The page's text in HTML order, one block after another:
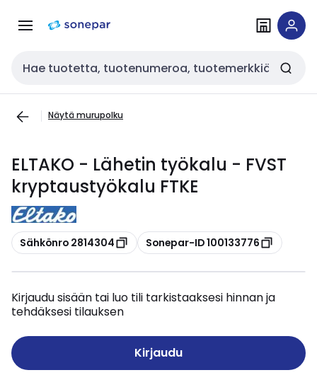
navigointiinsisältöön
Haku
Näytä murupolku
ELTAKO - Lähetin työkalu - FVST
kryptaustyökalu FTKE
Kopioi
Sähkönro 2814304 Kopioi
Sonepar-ID 100133776
Kirjaudu sisään tai luo tili tarkistaaksesi hinnan ja
tehdäksesi tilauksen
Kirjaudu